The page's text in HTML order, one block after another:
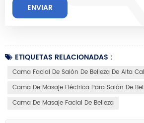
ETIQUETAS RELACIONADAS :
Cama Facial De Salón De Belleza De Alta
Cama De Masaje Eléctrica Para Salón De
Cama De Masaje Facial De Belleza